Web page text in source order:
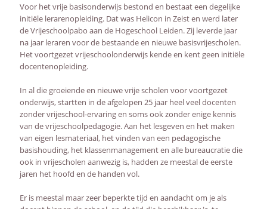
Voor het vrije basisonderwijs bestond en bestaat een degelijke
initiële lerarenopleiding. Dat was Helicon in Zeist en werd later
de Vrijeschoolpabo aan de Hogeschool Leiden. Zij leverde jaar
na jaar leraren voor de bestaande en nieuwe basisvrijescholen.
Het voortgezet vrijeschoolonderwijs kende en kent geen initiële
docentenopleiding.
In al die groeiende en nieuwe vrije scholen voor voortgezet
onderwijs, startten in de afgelopen 25 jaar heel veel docenten
zonder vrijeschool-ervaring en soms ook zonder enige kennis
van de vrijeschoolpedagogie. Aan het lesgeven en het maken
van eigen lesmateriaal, het vinden van een pedagogische
basishouding, het klassenmanagement en alle bureaucratie die
ook in vrijescholen aanwezig is, hadden ze meestal de eerste
jaren het hoofd en de handen vol.
Er is meestal maar zeer beperkte tijd en aandacht om je als